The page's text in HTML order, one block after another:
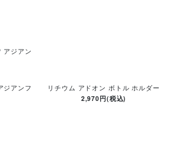
アジアン
ジアンフ
リチウム アドオン ボトル ホルダー
2,970円(税込)